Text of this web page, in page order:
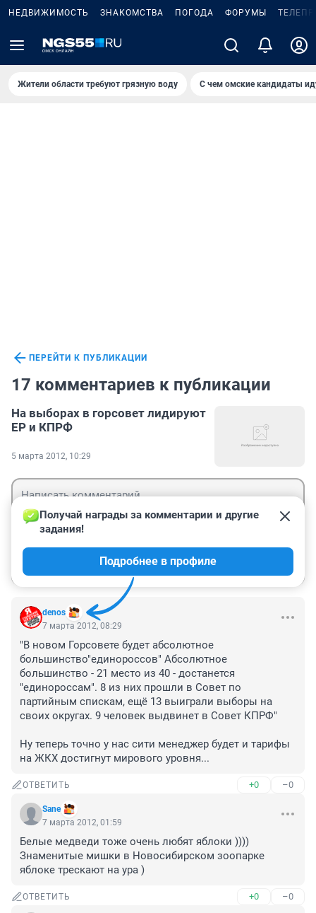
НЕДВИЖИМОСТЬ ЗНАКОМСТВА ПОГОДА ФОРУМЫ
Жители области требуют грязную воду С чем омские кандидаты
ПЕРЕЙТИ К ПУБЛИКАЦИИ
17 комментариев к публикации
На выборах в горсовет лидируют
ЕР и КПРФ
5 марта 2012, 10:29
denos
Получай награды за комментарии и другие
задания!
Подробнее в профиле
7 марта 2012, 08:29
"В новом Горсовете будет абсолютное
большинство"единороссов" Абсолютное
большинство - 21 место из 40 - достанется
"единороссам". 8 из них прошли в Совет по
партийным спискам, ещё 13 выиграли выборы на
своих округах. 9 человек выдвинет в Совет КПРФ"
Ну теперь точно у нас сити менеджер будет и тарифы
на ЖКХ достигнут мирового уровня...
ОТВЕТИТЬ +0 –0
Sane
7 марта 2012, 01:59
Белые медведи тоже очень любят яблоки ))))
Знаменитые мишки в Новосибирском зоопарке
яблоке трескают на ура )
ОТВЕТИТЬ +0 –0